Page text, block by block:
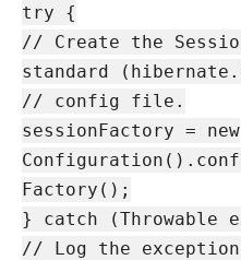
try {
// Create the
standard
// config file.
sessionFactory = new
Factory();
} catch (Throwable
// Log the